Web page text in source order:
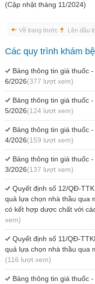
(Cập nhật tháng 11/2024)
Về trang trước Lên đầu
Các quy trình khám
Bảng thông tin giá thuốc
6/2026(377 lượt xem)
Bảng thông tin giá thuốc
5/2026(124 lượt xem)
Bảng thông tin giá thuốc
4/2026(159 lượt xem)
Bảng thông tin giá thuốc
3/2026(137 lượt xem)
Quyết định số 12/QĐ-
quả lựa chọn nhà thầu qua
có kết hợp dược chất với
xem)
Quyết định số 11/QĐ-
quả lựa chọn nhà thầu qua
(116 lượt xem)
Bảng thông tin giá thuốc